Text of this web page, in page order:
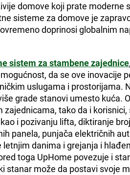
domove koji prate moderne
sisteme za domove je
doprinosi globalnim
sistem za stambene zajednice
da se ove inovacije
uslugama i prostorijama.
grade stanovi umesto kuća.
zajednicama, tako da i
i pozivanju lifta, diktiranje
panela, punjača električnih
letnjim danima i grejanja i
toga UpHome povezuje i
stanar može da postavi svoje